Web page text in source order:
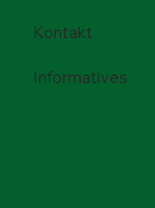
Kontakt
Informatives